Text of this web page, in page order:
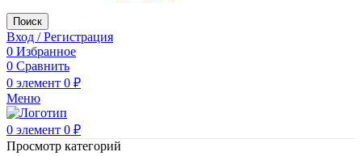
Поиск
Вход / Регистрация
0 Избранное
0 Сравнить
0 элемент 0 ₽
Меню
0 элемент 0 ₽
Просмотр категорий